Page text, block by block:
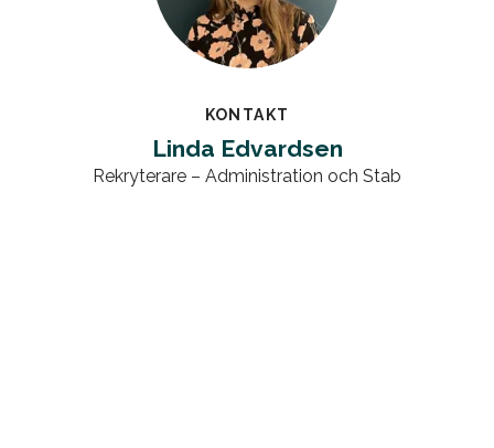
KONTAKT
Linda Edvardsen
Rekryterare – Administration och Stab